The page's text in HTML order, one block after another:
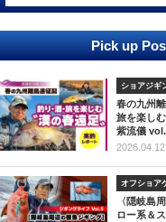
Pick up
ショアジギ
春の九州
旅を楽し
紫流儀
2026.04.12
オフショア
〈隠岐島
ロー系＆